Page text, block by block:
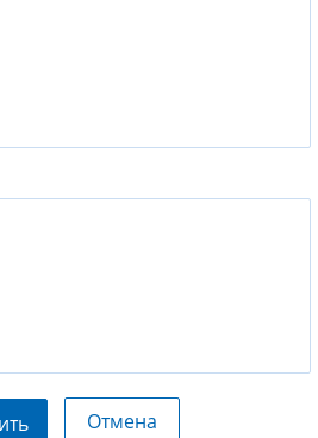
Отмена